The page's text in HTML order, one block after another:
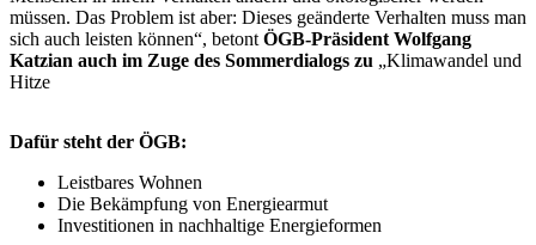
müssen. Das Problem ist aber: Dieses geänderte Verhalten muss man
sich auch leisten können“, betont ÖGB-Präsident Wolfgang
Katzian auch im Zuge des Sommerdialogs zu „Klimawandel und
Hitze
Dafür steht der ÖGB:
Leistbares Wohnen
Die Bekämpfung von Energiearmut
Investitionen in nachhaltige Energieformen